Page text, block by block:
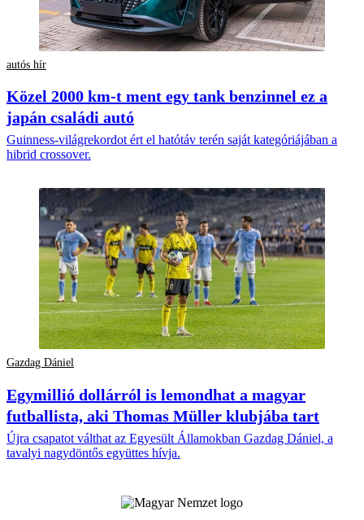
autós hír
Közel 2000 km-t ment egy tank benzinnel ez a
japán családi autó
Guinness-világrekordot ért el hatótáv terén saját kategóriájában a
hibrid crossover.
Gazdag Dániel
Egymillió dollárról is lemondhat a magyar
futballista, aki Thomas Müller klubjába tart
Újra csapatot válthat az Egyesült Államokban Gazdag Dániel, a
tavalyi nagydöntős együttes hívja.